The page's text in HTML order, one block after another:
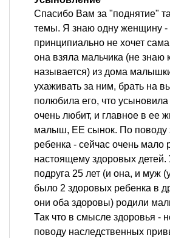
Спасибо Вам за "поднятие"
темы. Я знаю одну женщину -
принципиально не хочет
она взяла мальчика (не знаю
называется) из дома
ухаживать за ним, брать на
полюбила его, что усыновила
очень любит, и главное в ее
малыш, ЕЕ сынок. По поводу
ребенка - сейчас очень мало
настоящему здоровых детей.
подруга 25 лет (и она, и муж
было 2 здоровых ребенка в
они оба здоровы) родили
Так что в смысле здоровья -
поводу наследственных